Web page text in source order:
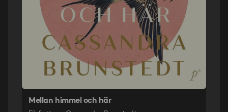
Mellan himmel och här